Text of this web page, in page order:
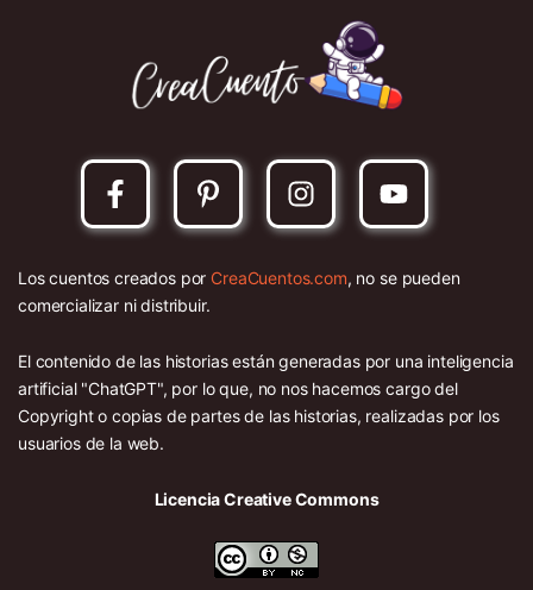
Los cuentos creados por CreaCuentos.com, no se pueden
comercializar ni distribuir.
El contenido de las historias están generadas por una inteligencia
artificial "ChatGPT", por lo que, no nos hacemos cargo del
Copyright o copias de partes de las historias, realizadas por los
usuarios de la web.
Licencia Creative Commons